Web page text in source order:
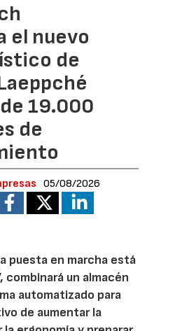
el nuevo
de
19.000
de
05/08/2026
puesta en marcha está
combinará un almacén
automatizado para
de aumentar la